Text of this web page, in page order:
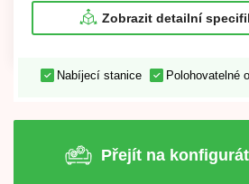
Zobrazit detailní
Nabíjecí stanice Polohovatelné
Přejít na